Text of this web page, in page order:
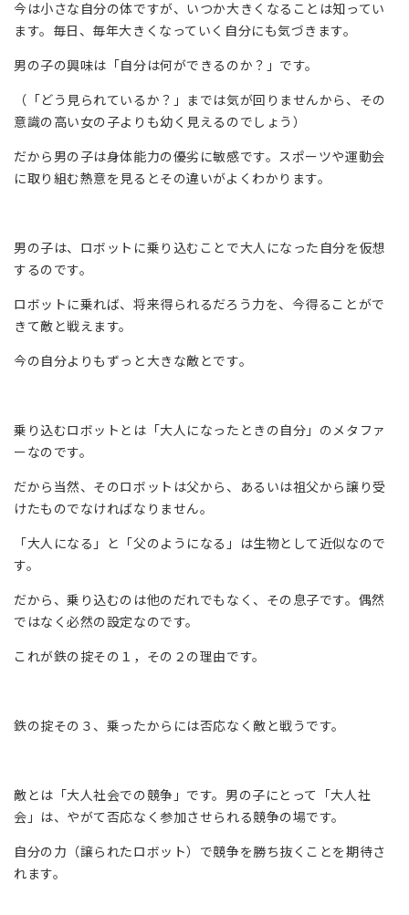
今は小さな自分の体ですが、いつか大きくなることは知ってい
ます。毎日、毎年大きくなっていく自分にも気づきます。
男の子の興味は「自分は何ができるのか？」です。
（「どう見られているか？」までは気が回りませんから、その
意識の高い女の子よりも幼く見えるのでしょう）
だから男の子は身体能力の優劣に敏感です。スポーツや運動会
に取り組む熱意を見るとその違いがよくわかります。
男の子は、ロボットに乗り込むことで大人になった自分を仮想
するのです。
ロボットに乗れば、将来得られるだろう力を、今得ることがで
きて敵と戦えます。
今の自分よりもずっと大きな敵とです。
乗り込むロボットとは「大人になったときの自分」のメタファ
ーなのです。
だから当然、そのロボットは父から、あるいは祖父から譲り受
けたものでなければなりません。
「大人になる」と「父のようになる」は生物として近似なので
す。
だから、乗り込むのは他のだれでもなく、その息子です。偶然
ではなく必然の設定なのです。
これが鉄の掟その１，その２の理由です。
鉄の掟その３、乗ったからには否応なく敵と戦うです。
敵とは「大人社会での競争」です。男の子にとって「大人社
会」は、やがて否応なく参加させられる競争の場です。
自分の力（譲られたロボット）で競争を勝ち抜くことを期待さ
れます。